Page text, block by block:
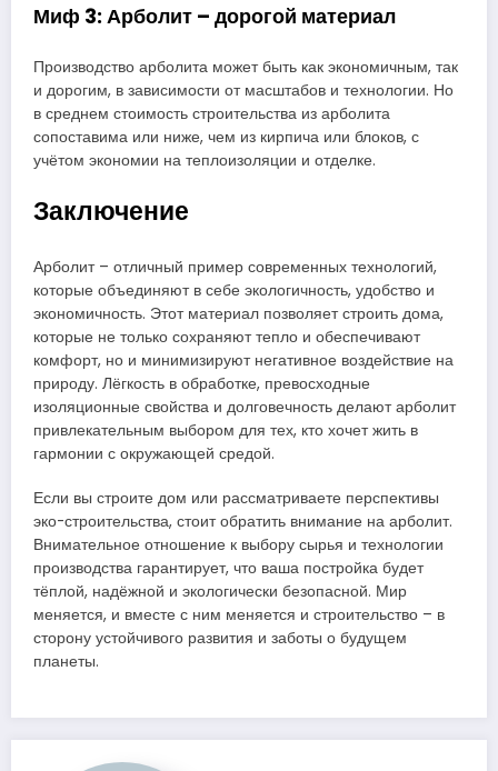
Миф 3: Арболит – дорогой материал
Производство арболита может быть как экономичным, так
и дорогим, в зависимости от масштабов и технологии. Но
в среднем стоимость строительства из арболита
сопоставима или ниже, чем из кирпича или блоков, с
учётом экономии на теплоизоляции и отделке.
Заключение
Арболит – отличный пример современных технологий,
которые объединяют в себе экологичность, удобство и
экономичность. Этот материал позволяет строить дома,
которые не только сохраняют тепло и обеспечивают
комфорт, но и минимизируют негативное воздействие на
природу. Лёгкость в обработке, превосходные
изоляционные свойства и долговечность делают арболит
привлекательным выбором для тех, кто хочет жить в
гармонии с окружающей средой.
Если вы строите дом или рассматриваете перспективы
эко-строительства, стоит обратить внимание на арболит.
Внимательное отношение к выбору сырья и технологии
производства гарантирует, что ваша постройка будет
тёплой, надёжной и экологически безопасной. Мир
меняется, и вместе с ним меняется и строительство – в
сторону устойчивого развития и заботы о будущем
планеты.